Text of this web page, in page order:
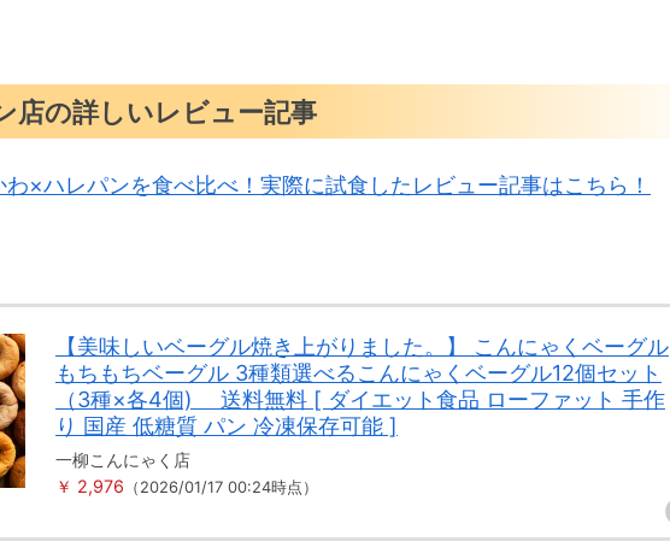
店の詳しいレビュー記事
×ハレパンを食べ比べ！実際に試食したレビュー記事はこちら！
【美味しいベーグル焼き上がりました。】 こんにゃくベーグル
もちもちベーグル 3種類選べるこんにゃくベーグル12個セット
（3種×各4個) 送料無料 [ ダイエット食品 ローファット 手作
り 国産 低糖質 パン 冷凍保存可能 ]
一柳こんにゃく店
￥ 2,976 （2026/01/17 00:24時点）